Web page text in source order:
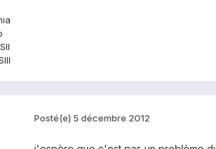
Posté(e) 5 décembre 2012